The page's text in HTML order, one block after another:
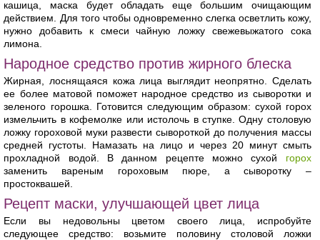
кашица, маска будет обладать еще большим очищающим
действием. Для того чтобы одновременно слегка осветлить кожу,
нужно добавить к смеси чайную ложку свежевыжатого сока
лимона.
Народное средство против жирного блеска
Жирная, лоснящаяся кожа лица выглядит неопрятно. Сделать
ее более матовой поможет народное средство из сыворотки и
зеленого горошка. Готовится следующим образом: сухой горох
измельчить в кофемолке или истолочь в ступке. Одну столовую
ложку гороховой муки развести сывороткой до получения массы
средней густоты. Намазать на лицо и через 20 минут смыть
прохладной водой. В данном рецепте можно сухой горох
заменить вареным гороховым пюре, а сыворотку –
простоквашей.
Рецепт маски, улучшающей цвет лица
Если вы недовольны цветом своего лица, испробуйте
следующее средство: возьмите половину столовой ложки